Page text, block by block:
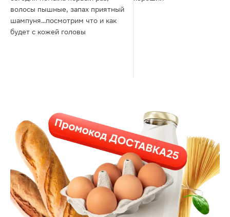
волосы пышные, запах приятный
шампуня...посмотрим что и как
будет с кожей головы